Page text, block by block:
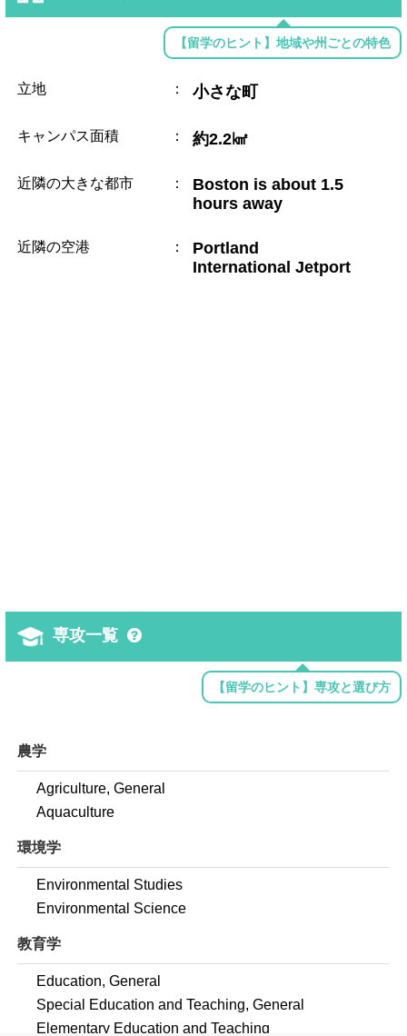
【留学のヒント】地域や州ごとの特色
立地 ： 小さな町
キャンパス面積 ： 約2.2㎢
近隣の大きな都市 ：
Boston is about 1.5
hours away
近隣の空港 ：
Portland
International Jetport
専攻一覧
【留学のヒント】専攻と選び方
農学
Agriculture, General
Aquaculture
環境学
Environmental Studies
Environmental Science
教育学
Education, General
Special Education and Teaching, General
Elementary Education and Teaching